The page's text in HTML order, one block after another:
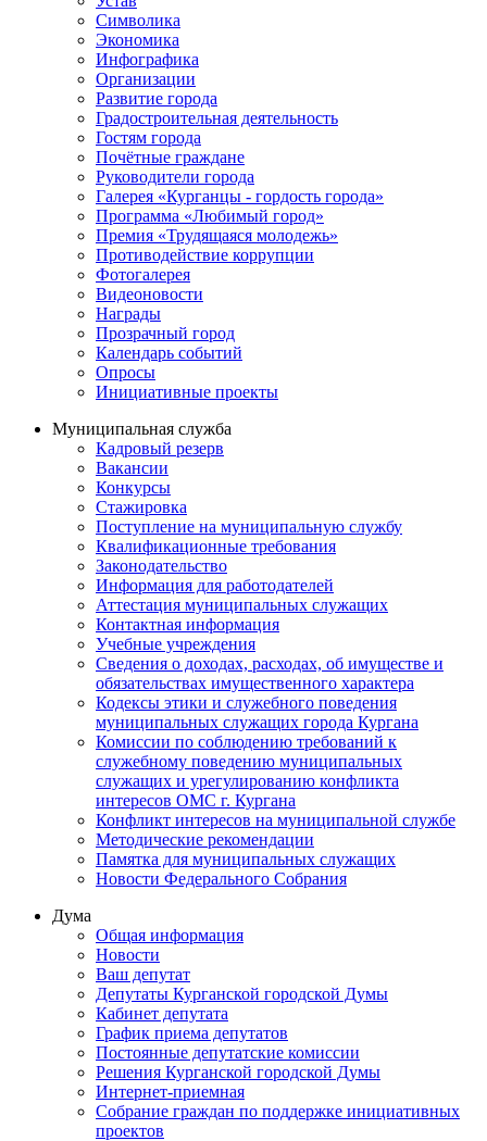
Символика
Экономика
Инфографика
Организации
Развитие города
Градостроительная деятельность
Гостям города
Почётные граждане
Руководители города
Галерея «Курганцы - гордость города»
Программа «Любимый город»
Премия «Трудящаяся молодежь»
Противодействие коррупции
Фотогалерея
Видеоновости
Награды
Прозрачный город
Календарь событий
Опросы
Инициативные проекты
Муниципальная служба
Кадровый резерв
Вакансии
Конкурсы
Стажировка
Поступление на муниципальную службу
Квалификационные требования
Законодательство
Информация для работодателей
Аттестация муниципальных служащих
Контактная информация
Учебные учреждения
Сведения о доходах, расходах, об имуществе и
обязательствах имущественного характера
Кодексы этики и служебного поведения
муниципальных служащих города Кургана
Комиссии по соблюдению требований к
служебному поведению муниципальных
служащих и урегулированию конфликта
интересов ОМС г. Кургана
Конфликт интересов на муниципальной службе
Методические рекомендации
Памятка для муниципальных служащих
Новости Федерального Cобрания
Дума
Общая информация
Новости
Ваш депутат
Депутаты Курганской городской Думы
Кабинет депутата
График приема депутатов
Постоянные депутатские комиссии
Решения Курганской городской Думы
Интернет-приемная
Собрание граждан по поддержке инициативных
проектов